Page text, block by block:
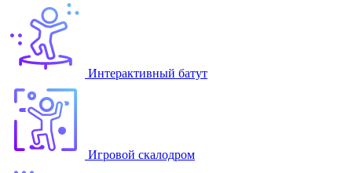
Интерактивный батут
Игровой скалодром